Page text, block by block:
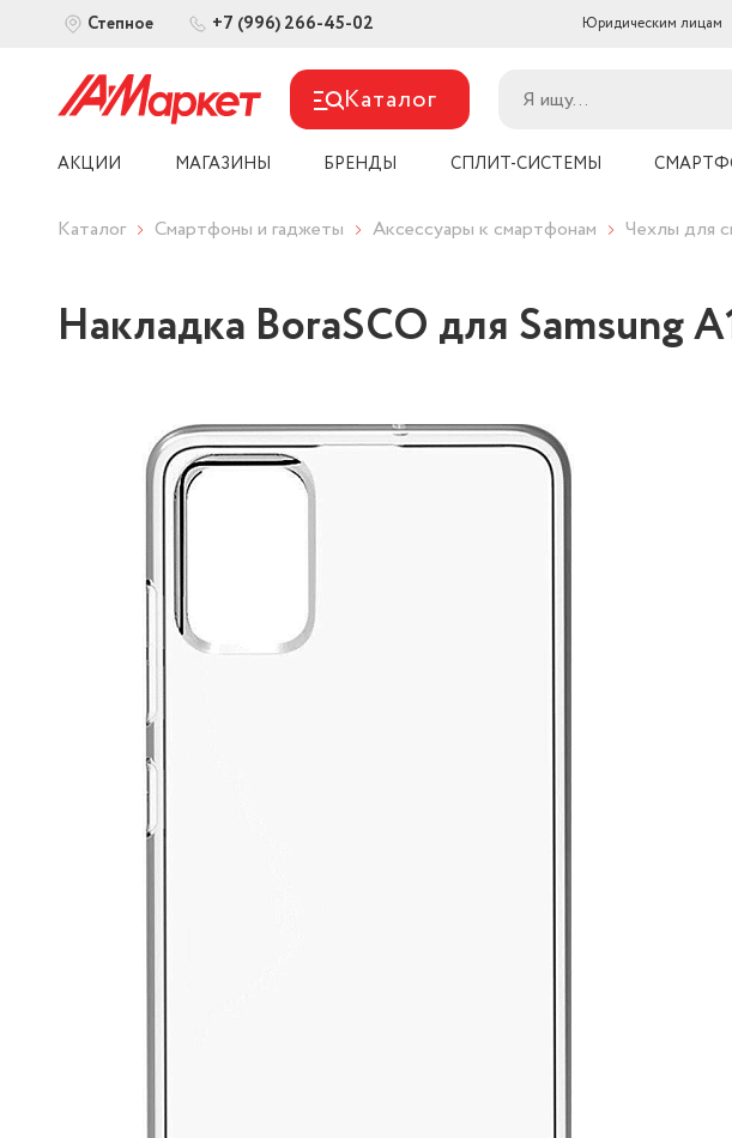
Степное +7 (996) 266-45-02 Юридическим лицам
Каталог
АКЦИИ МАГАЗИНЫ БРЕНДЫ СПЛИТ-СИСТЕМЫ
Каталог Смартфоны и гаджеты Аксессуары к смартфонам Чехлы для
Накладка BoraSCO для Samsung